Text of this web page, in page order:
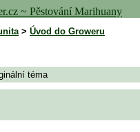
> Úvod do Groweru
téma